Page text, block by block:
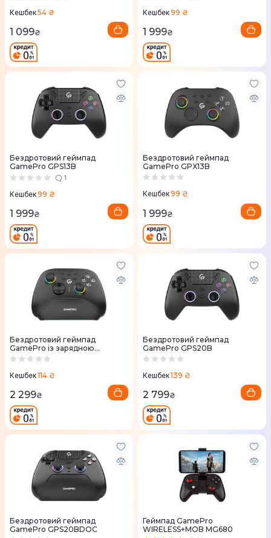
Кешбек54 ₴
1 099₴
Кешбек99 ₴
1 999₴
Бездротовий геймпад
GamePro GPS13B
1
Кешбек99 ₴
1 999₴
Бездротовий геймпад
GamePro GPX13B
Кешбек99 ₴
1 999₴
Бездротовий геймпад
GamePro із зарядною
станцією GPX13BDOC
Кешбек114 ₴
2 299₴
Бездротовий геймпад
GamePro GPS20B
Кешбек139 ₴
2 799₴
Бездротовий геймпад
GamePro GPS20BDOC
Геймпад GamePro
WIRELESS+MOB MG680